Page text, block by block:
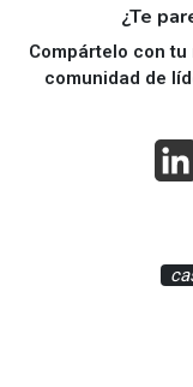
¿Te
Compártelo con
comunidad de